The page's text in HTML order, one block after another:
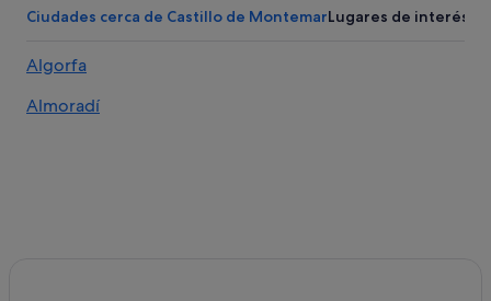
Pensiones en Algorfa
Formentera del Segura hoteles
Castillo de Montemar hoteles
Ciudades cerca de Castillo de MontemarLugares de interés
Algorfa
Almoradí